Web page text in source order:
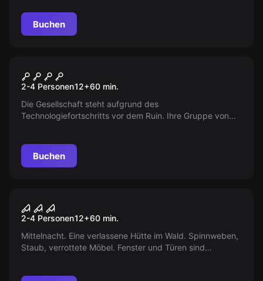
Buchen
Cyberpunk
2-4 Personen12+60 min.
Die Gesellschaft steht aufgrund des
Technologiefortschritts vor dem Ruin. Ihre Gruppe von
stehlen. Schaffen Sie es, unbeobachtet einzudringen?
Buchen
Teil 1 - House Of Fear
2-4 Personen12+60 min.
Mittelnacht. Eine verlassene Hütte im Wald. Spinnweben,
Staub, verrottete Möbel. Fenster und Türen sind